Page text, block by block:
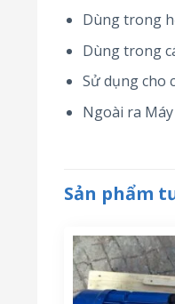
Dùng trong
Dùng trong
Sử dụng cho
Ngoài ra
Sản phẩm